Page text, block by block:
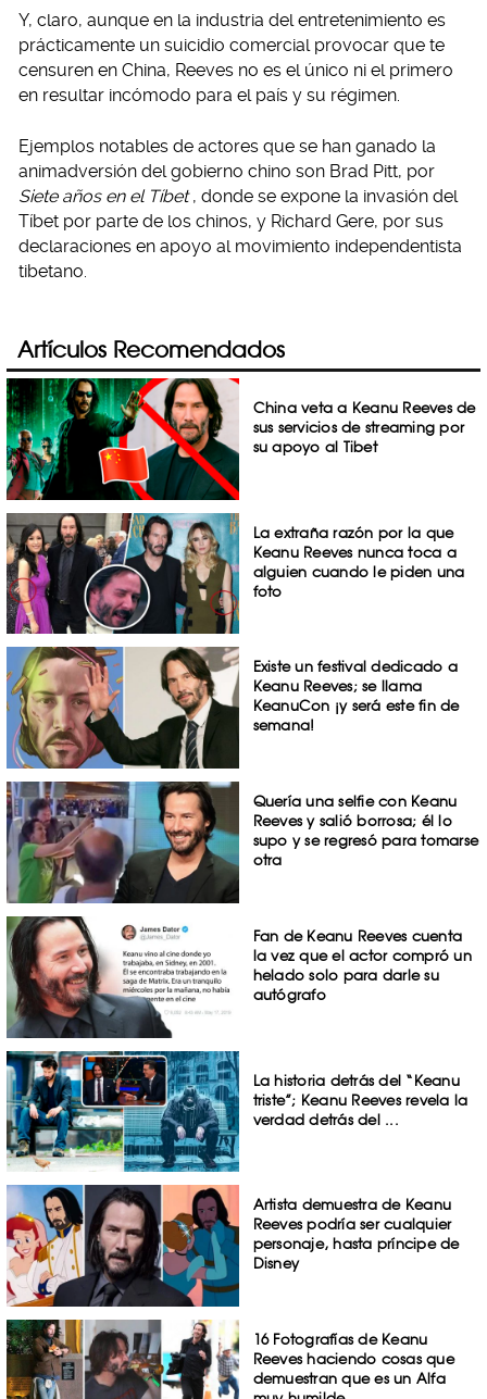
Y, claro, aunque en la industria del entretenimiento es
prácticamente un suicidio comercial provocar que te
censuren en China, Reeves no es el único ni el primero
en resultar incómodo para el país y su régimen.
Ejemplos notables de actores que se han ganado la
animadversión del gobierno chino son Brad Pitt, por
Siete años en el Tíbet , donde se expone la invasión del
Tíbet por parte de los chinos, y Richard Gere, por sus
declaraciones en apoyo al movimiento independentista
tibetano.
Artículos Recomendados
China veta a Keanu Reeves de
sus servicios de streaming por
su apoyo al Tibet
La extraña razón por la que
Keanu Reeves nunca toca a
alguien cuando le piden una
foto
Existe un festival dedicado a
Keanu Reeves; se llama
KeanuCon ¡y será este fin de
semana!
Quería una selfie con Keanu
Reeves y salió borrosa; él lo
supo y se regresó para tomarse
otra
Fan de Keanu Reeves cuenta
la vez que el actor compró un
helado solo para darle su
autógrafo
La historia detrás del “Keanu
triste”; Keanu Reeves revela la
verdad detrás del ...
Artista demuestra de Keanu
Reeves podría ser cualquier
personaje, hasta príncipe de
Disney
16 Fotografías de Keanu
Reeves haciendo cosas que
demuestran que es un Alfa